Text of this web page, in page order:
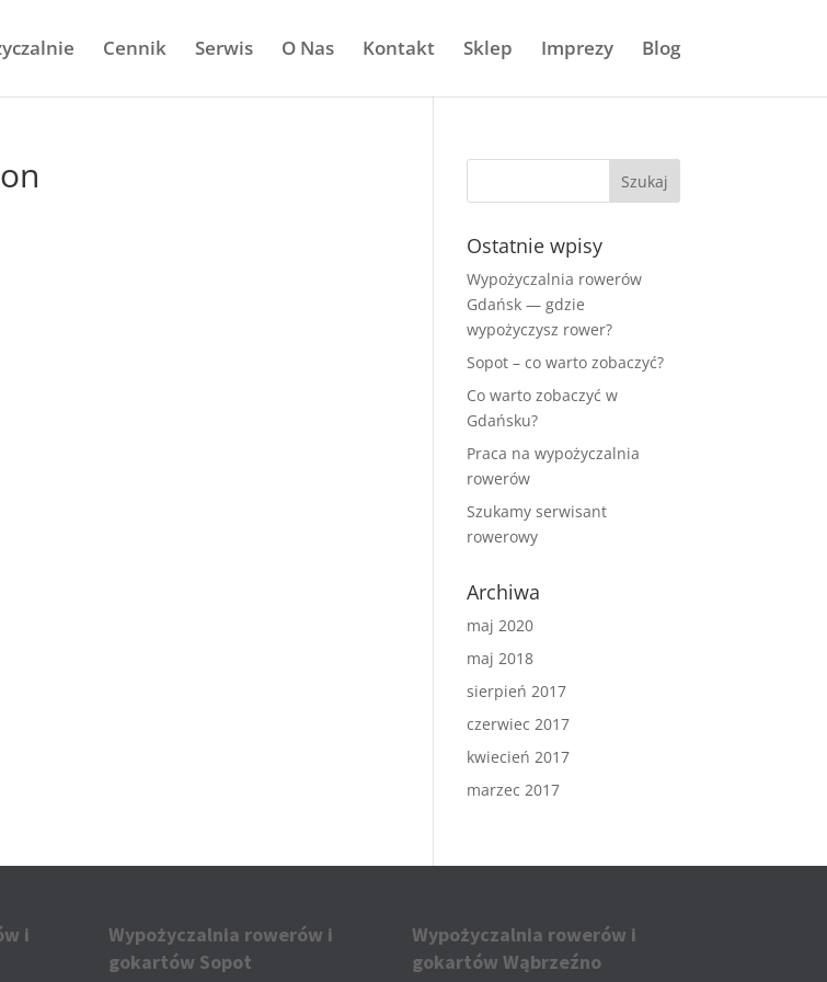
Cennik Serwis O Nas Kontakt Sklep Imprezy Blog
Ostatnie wpisy
Wypożyczalnia rowerów
Gdańsk — gdzie
wypożyczysz rower?
Sopot – co warto zobaczyć?
Co warto zobaczyć w
Gdańsku?
Praca na wypożyczalnia
rowerów
Szukamy serwisant
rowerowy
Archiwa
maj 2020
maj 2018
sierpień 2017
czerwiec 2017
kwiecień 2017
marzec 2017
i
Wypożyczalnia rowerów i
gokartów Sopot
Wypożyczalnia rowerów i
gokartów Wąbrzeźno